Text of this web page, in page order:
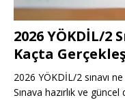
2026 YÖKDİL/2
Kaçta
2026 YÖKDİL/2 sınavı
Sınava hazırlık ve